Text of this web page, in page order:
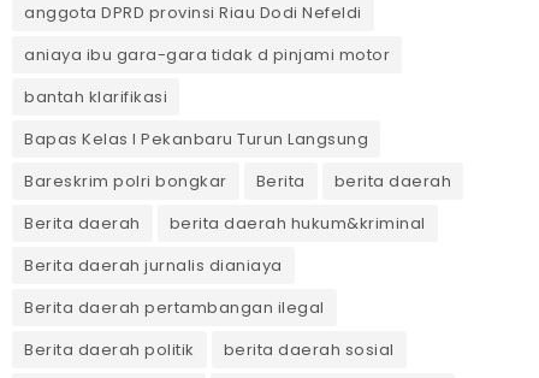
anggota DPRD provinsi Riau Dodi Nefeldi
aniaya ibu gara-gara tidak d pinjami motor
bantah klarifikasi
Bapas Kelas I Pekanbaru Turun Langsung
Bareskrim polri bongkar
Berita
berita daerah
Berita daerah
berita daerah hukum&kriminal
Berita daerah jurnalis dianiaya
Berita daerah pertambangan ilegal
Berita daerah politik
berita daerah sosial